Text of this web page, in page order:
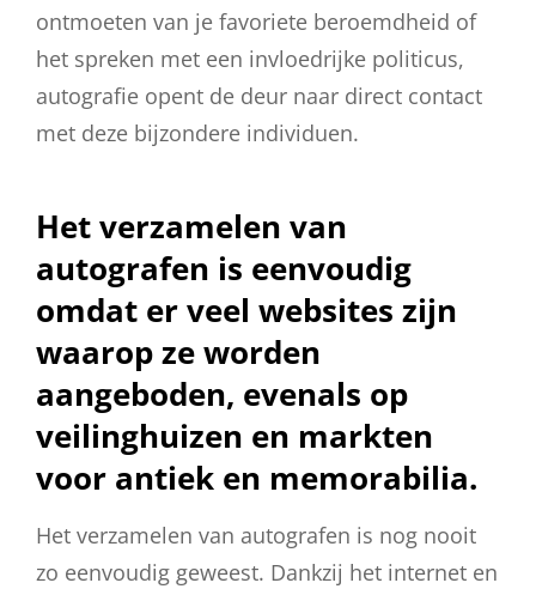
ontmoeten van je favoriete beroemdheid of
het spreken met een invloedrijke politicus,
autografie opent de deur naar direct contact
met deze bijzondere individuen.
Het verzamelen van
autografen is eenvoudig
omdat er veel websites zijn
waarop ze worden
aangeboden, evenals op
veilinghuizen en markten
voor antiek en memorabilia.
Het verzamelen van autografen is nog nooit
zo eenvoudig geweest. Dankzij het internet en